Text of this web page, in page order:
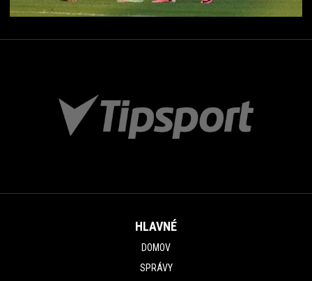
HLAVNÉ
DOMOV
SPRÁVY